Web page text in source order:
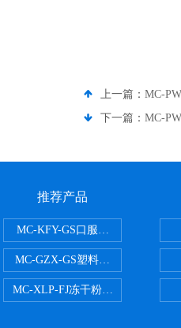
上一篇： MC-
下一篇： MC-
推荐产品
MC-KFY-GS口服液灌装线
MC-GZX-GS塑料瓶高速跟踪式灌
MC-XLP-FJ冻干粉西林瓶灌装机